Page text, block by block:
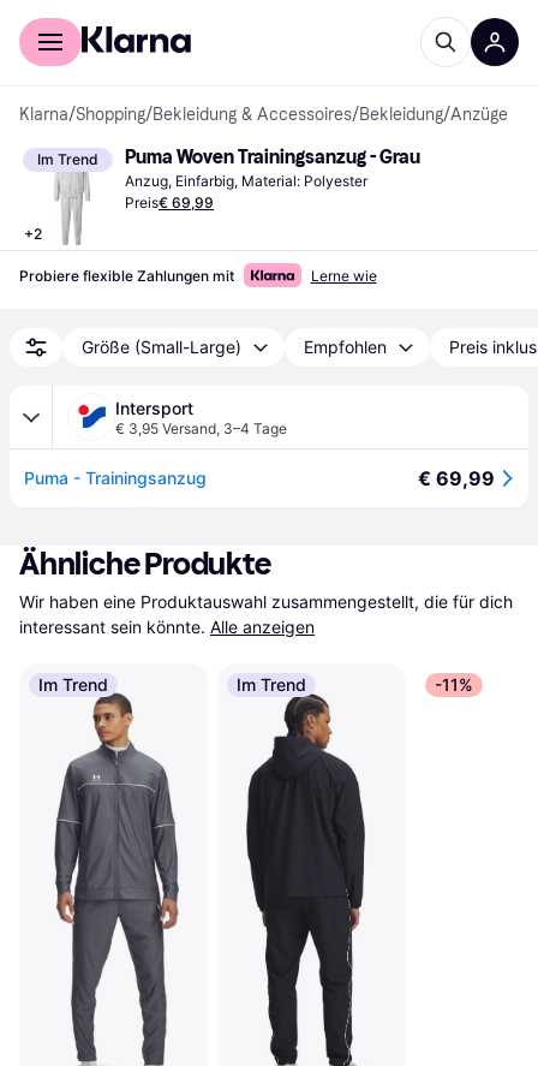
Für Shopper
Klarna/Shopping/Bekleidung & Accessoires/Bekleidung/Anzüge
Im Trend
+2
Puma Woven Trainingsanzug - Grau
Anzug, Einfarbig, Material: Polyester
Preis€ 69,99
Probiere flexible Zahlungen mit Lerne wie
Größe (Small-Large) Empfohlen Preis
Intersport
€ 3,95 Versand, 3–4 Tage
Puma - Trainingsanzug € 69,99
Ähnliche Produkte
Wir haben eine Produktauswahl zusammengestellt, die für dich
interessant sein könnte. Alle anzeigen
Im Trend Im Trend -11%